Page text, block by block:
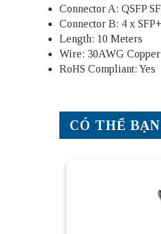
Connector A: QSFP
Connector B: 4 x
Length: 10 Meters
Wire: 30AWG Copper
RoHS Compliant: Yes
CÓ THỂ